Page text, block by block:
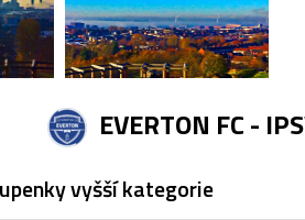
EVERTON FC -
vyšší kategorie